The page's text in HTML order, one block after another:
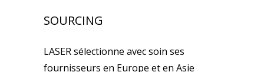
SOURCING
LASER sélectionne avec soin ses
fournisseurs en Europe et en Asie